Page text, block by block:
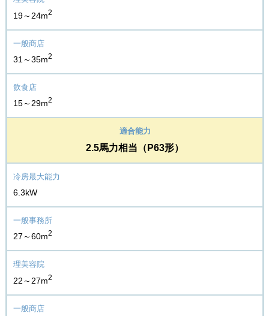
19～24m2
31～35m2
15～29m2
2.5馬力相当（P63形）
6.3kW
27～60m2
22～27m2